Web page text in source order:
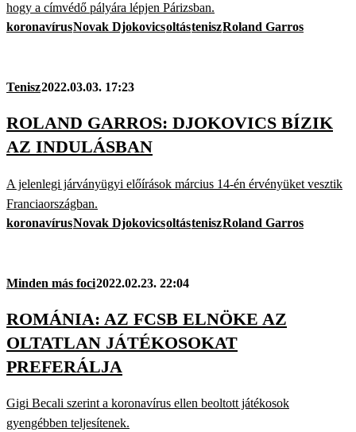
hogy a címvédő pályára lépjen Párizsban.
koronavírusNovak DjokovicsoltásteniszRoland Garros
Tenisz2022.03.03. 17:23
ROLAND GARROS: DJOKOVICS BÍZIK
AZ INDULÁSBAN
A jelenlegi járványügyi előírások március 14-én érvényüket vesztik
Franciaországban.
koronavírusNovak DjokovicsoltásteniszRoland Garros
Minden más foci2022.02.23. 22:04
ROMÁNIA: AZ FCSB ELNÖKE AZ
OLTATLAN JÁTÉKOSOKAT
PREFERÁLJA
Gigi Becali szerint a koronavírus ellen beoltott játékosok
gyengébben teljesítenek.